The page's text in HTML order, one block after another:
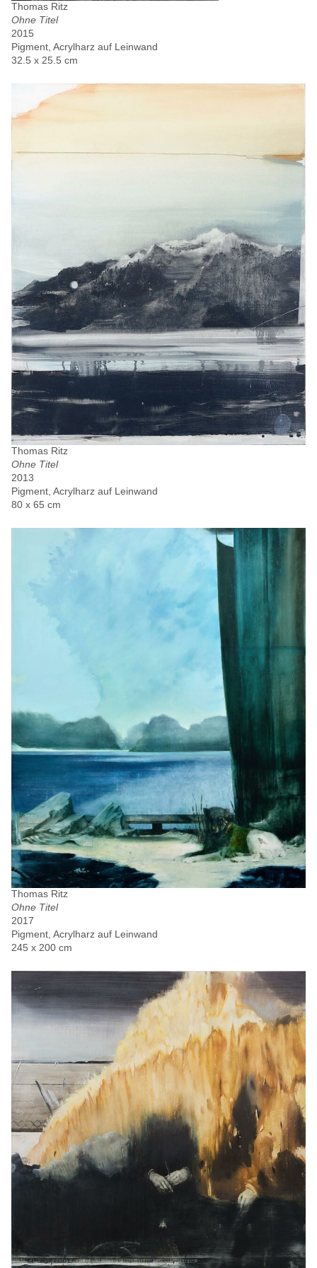
Thomas Ritz
Ohne Titel
2015
Pigment, Acrylharz auf Leinwand
32.5 x 25.5 cm
Thomas Ritz
Ohne Titel
2013
Pigment, Acrylharz auf Leinwand
80 x 65 cm
Thomas Ritz
Ohne Titel
2017
Pigment, Acrylharz auf Leinwand
245 x 200 cm